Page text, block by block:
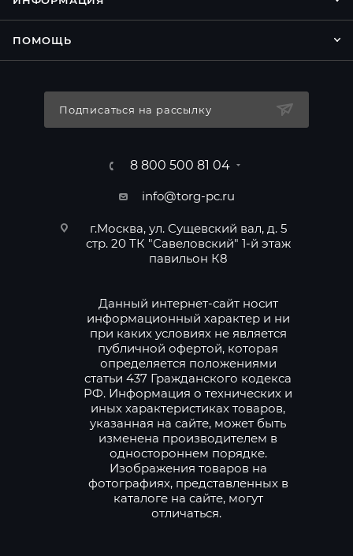
ПОМОЩЬ
Подписаться на рассылку
8 800 500 81 04
info@torg-pc.ru
г.Москва, ул. Сущевский вал, д. 5
стр. 20 ТК "Савеловский" 1-й этаж
павильон К8
Данный интернет-сайт носит
информационный характер и ни
при каких условиях не является
публичной офертой, которая
определяется положениями
статьи 437 Гражданского кодекса
РФ. Информация о технических и
иных характеристиках товаров,
указанная на сайте, может быть
изменена производителем в
одностороннем порядке.
Изображения товаров на
фотографиях, представленных в
каталоге на сайте, могут
отличаться.